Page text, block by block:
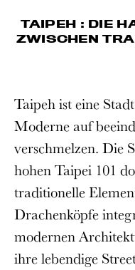
TAIPEH : DIE
ZWISCHEN
Taipeh ist eine
Moderne auf
verschmelzen. Die
hohen Taipei 101
traditionelle
Drachenköpfe
modernen
ihre lebendige